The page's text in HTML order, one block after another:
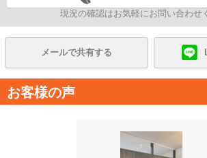
現況の確認はお気軽にお問い合わせ
メールで共有する
お客様の声